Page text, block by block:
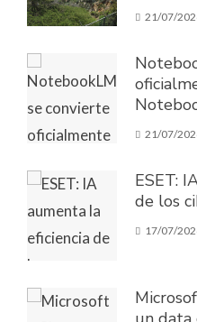
21/07/
21/07/
ESET:
de los
17/07/